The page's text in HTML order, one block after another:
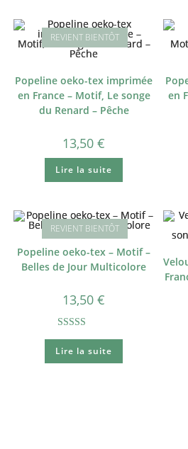
Popeline oeko-tex imprimée
en France – Motif, Le songe
du Renard – Pêche
13,50€
Lire la suite
en
Popeline oeko-tex – Motif –
Belles de Jour Multicolore
13,50€
Note5.00
sur 5
Lire la suite